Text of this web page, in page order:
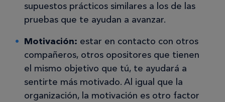
supuestos prácticos similares a los de las
pruebas que te ayudan a avanzar.
Motivación: estar en contacto con otros
compañeros, otros opositores que tienen
el mismo objetivo que tú, te ayudará a
sentirte más motivado. Al igual que la
organización, la motivación es otro factor